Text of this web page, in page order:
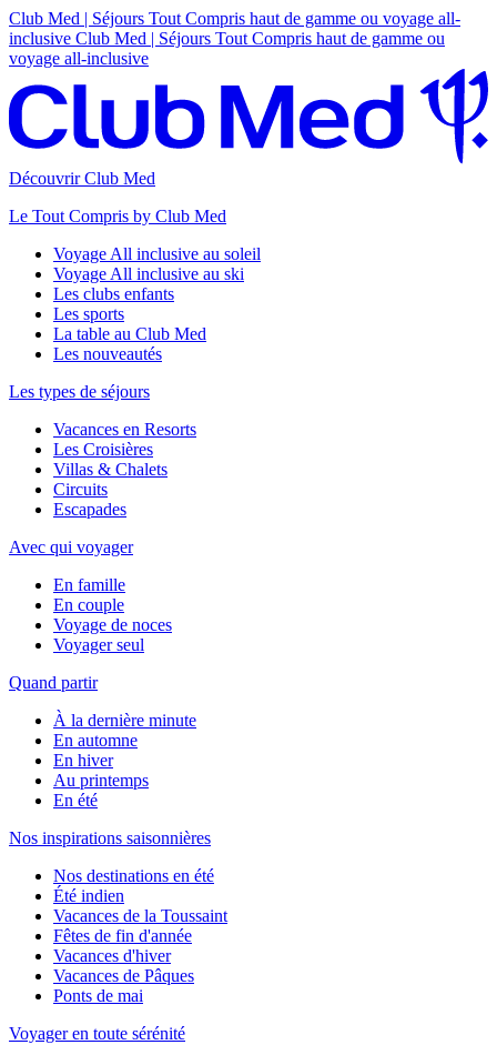
Club Med | Séjours Tout Compris haut de gamme ou voyage all-
inclusive Club Med | Séjours Tout Compris haut de gamme ou
voyage all-inclusive
Découvrir Club Med
Le Tout Compris by Club Med
Voyage All inclusive au soleil
Voyage All inclusive au ski
Les clubs enfants
Les sports
La table au Club Med
Les nouveautés
Les types de séjours
Vacances en Resorts
Les Croisières
Villas & Chalets
Circuits
Escapades
Avec qui voyager
En famille
En couple
Voyage de noces
Voyager seul
Quand partir
À la dernière minute
En automne
En hiver
Au printemps
En été
Nos inspirations saisonnières
Nos destinations en été
Été indien
Vacances de la Toussaint
Fêtes de fin d'année
Vacances d'hiver
Vacances de Pâques
Ponts de mai
Voyager en toute sérénité